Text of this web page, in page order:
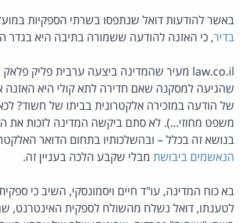
באשר להודעות דואל שנתפסו בשרתי הספקיות
בדיר, כי האזנה להודעה ששמורה בתיבה היא בגדר
law.co.il מעיר שהמדינה ביצעה ערבית פליק פלאק לאחור
שהגיעה למסקנה שאם חדירה לתא קולי היא האזנה
של הודעה במזכירה אלקטרונית בביתו של חשוד?
משפט מחוזי...). לא סתם ביקשה המדינה לזכות את
בנושא זה בכלל – ובהשלכותיו בתחום הדואר
הנאשמים ביבושתמבלי שקבע הלכה בעניין זה.
בא כוח המדינה, עו"ד חיים ויסמונסקי, השיב כי
לטענתו, דואל נשלח מהשולח לספקית האינטרנט,